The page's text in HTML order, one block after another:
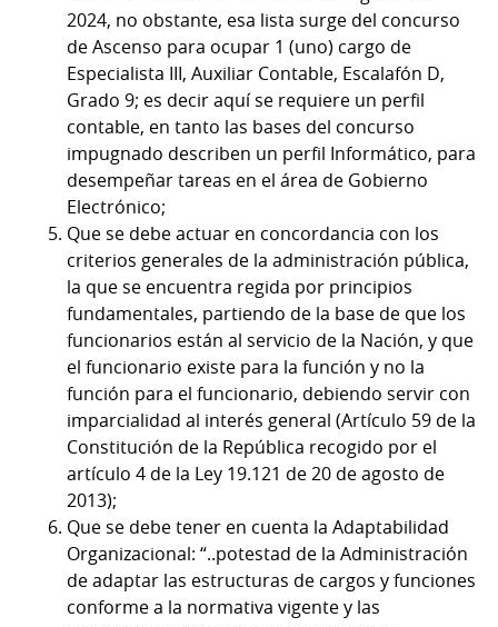
2024, no obstante, esa lista surge del concurso
de Ascenso para ocupar 1 (uno) cargo de
Especialista III, Auxiliar Contable, Escalafón D,
Grado 9; es decir aquí se requiere un perfil
contable, en tanto las bases del concurso
impugnado describen un perfil Informático, para
desempeñar tareas en el área de Gobierno
Electrónico;
Que se debe actuar en concordancia con los
criterios generales de la administración pública,
la que se encuentra regida por principios
fundamentales, partiendo de la base de que los
funcionarios están al servicio de la Nación, y que
el funcionario existe para la función y no la
función para el funcionario, debiendo servir con
imparcialidad al interés general (Artículo 59 de la
Constitución de la República recogido por el
artículo 4 de la Ley 19.121 de 20 de agosto de
2013);
Que se debe tener en cuenta la Adaptabilidad
Organizacional: “..potestad de la Administración
de adaptar las estructuras de cargos y funciones
conforme a la normativa vigente y las